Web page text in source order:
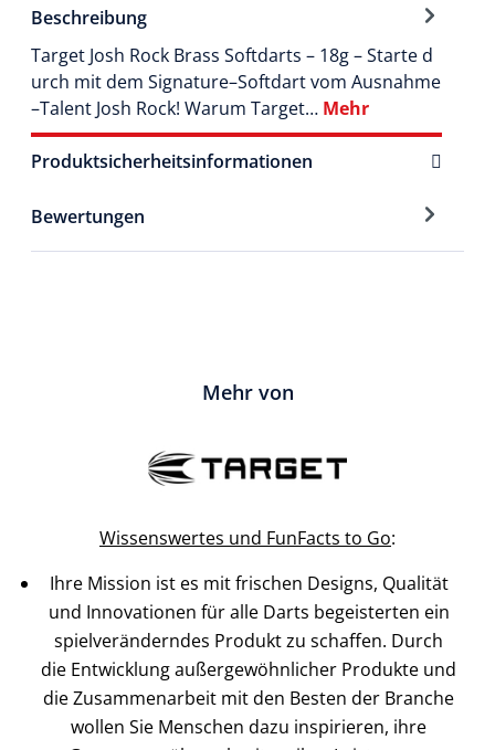
Beschreibung
Target Josh Rock Brass Softdarts – 18g – Starte d
urch mit dem Signature–Softdart vom Ausnahme
–Talent Josh Rock! Warum Target… Mehr
Produktsicherheitsinformationen
Bewertungen
Mehr von
Wissenswertes und FunFacts to Go:
Ihre Mission ist es mit frischen Designs, Qualität
und Innovationen für alle Darts begeisterten ein
spielveränderndes Produkt zu schaffen. Durch
die Entwicklung außergewöhnlicher Produkte und
die Zusammenarbeit mit den Besten der Branche
wollen Sie Menschen dazu inspirieren, ihre